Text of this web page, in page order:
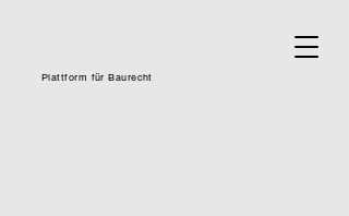
Plattform für Baurecht